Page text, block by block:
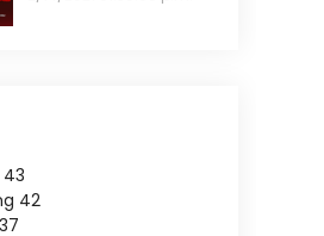
43
42
37